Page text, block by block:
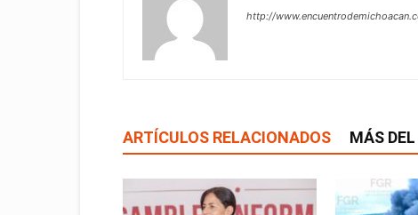
http://
ARTÍCULOS RELACIONADOS MÁS